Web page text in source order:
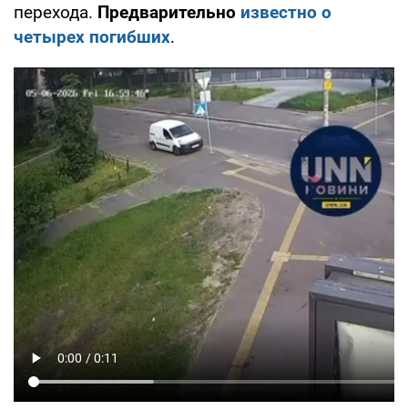
перехода. Предварительно известно о
четырех погибших.